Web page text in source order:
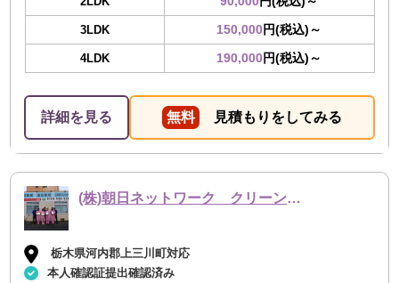
3LDK 150,000円(税込)～
4LDK 190,000円(税込)～
詳細を見る 無料 見積もりをしてみる
(株)朝日ネットワーク クリーン事業部
栃木県河内郡上三川町対応
本人確認証提出確認済み